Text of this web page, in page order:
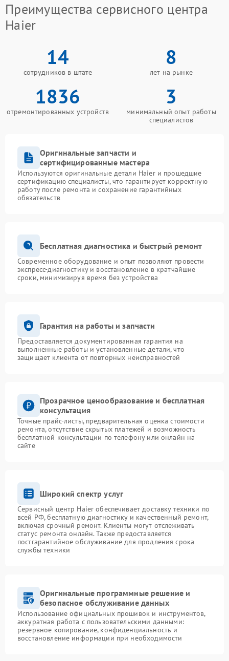
Преимущества сервисного центра
Haier
14
сотрудников в штате
8
лет на рынке
1836
отремонтированных устройств
3
минимальный опыт работы
специалистов
Оригинальные запчасти и
сертифицированные мастера
Используются оригинальные детали Haier и прошедшие
сертификацию специалисты, что гарантирует корректную
работу после ремонта и сохранение гарантийных
обязательств
Бесплатная диагностика и быстрый ремонт
Современное оборудование и опыт позволяют провести
экспресс-диагностику и восстановление в кратчайшие
сроки, минимизируя время без устройства
Гарантия на работы и запчасти
Предоставляется документированная гарантия на
выполненные работы и установленные детали, что
защищает клиента от повторных неисправностей
Прозрачное ценообразование и бесплатная
консультация
Точные прайс-листы, предварительная оценка стоимости
ремонта, отсутствие скрытых платежей и возможность
бесплатной консультации по телефону или онлайн на
сайте
Широкий спектр услуг
Сервисный центр Haier обеспечивает доставку техники по
всей РФ, бесплатную диагностику и качественный ремонт,
включая срочный ремонт. Клиенты могут отслеживать
статус ремонта онлайн. Также предоставляется
постгарантийное обслуживание для продления срока
службы техники
Оригинальные программные решение и
безопасное обслуживание данных
Использование официальных прошивок и инструментов,
аккуратная работа с пользовательскими данными:
резервное копирование, конфиденциальность и
восстановление информации при необходимости